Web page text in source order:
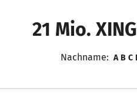
21 Mio.
Nachname: A B C